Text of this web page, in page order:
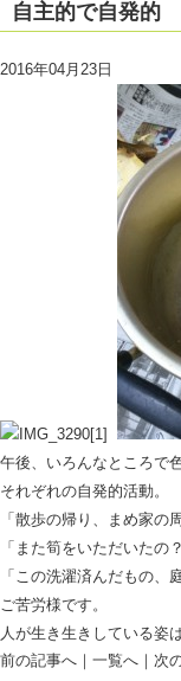
自主的で自発的
2016年04月23日
午後、いろんなところで
それぞれの自発的活動。
「散歩の帰り、まめ家の
「また筍をいただいたの
「この洗濯済んだもの、
ご苦労様です。
人が生き生きしている姿
前の記事へ ｜ 一覧へ ｜ 次